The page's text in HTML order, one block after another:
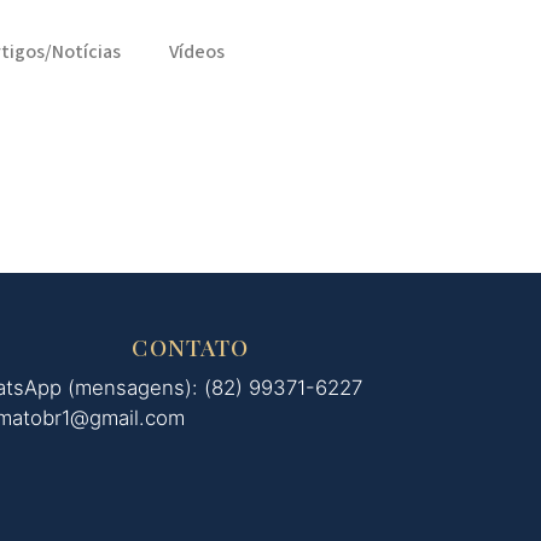
Notícias Vídeos
CONTATO
(mensagens): (82) 99371-6227